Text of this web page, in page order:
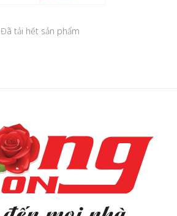
Đã tải hết sản phẩm